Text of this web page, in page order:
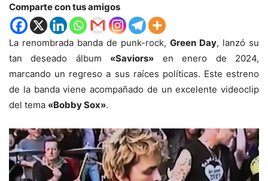
Comparte con tus amigos
La renombrada banda de punk-rock, Green Day, lanzó su
tan deseado álbum «Saviors» en enero de 2024,
marcando un regreso a sus raíces políticas. Este estreno
de la banda viene acompañado de un excelente videoclip
del tema «Bobby Sox».